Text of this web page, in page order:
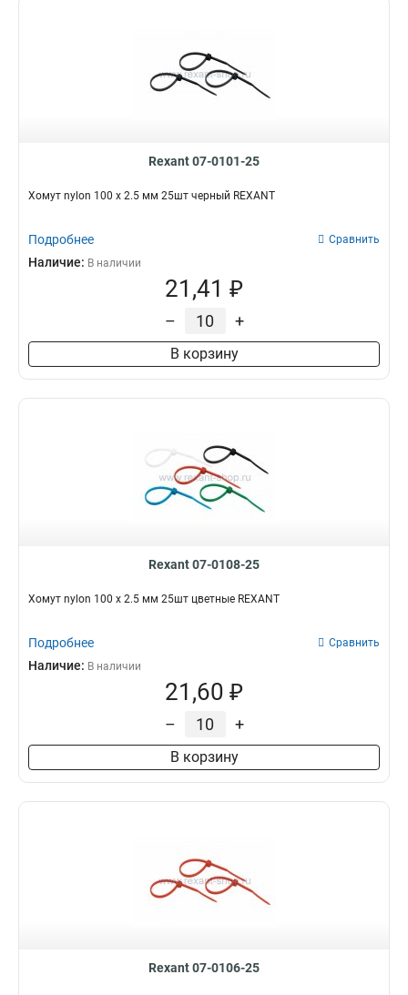
Rexant 07-0101-25
Хомут nylon 100 х 2.5 мм 25шт черный REXANT
Подробнее Сравнить
Наличие: В наличии
21,41 ₽
– +
В корзину
Rexant 07-0108-25
Хомут nylon 100 х 2.5 мм 25шт цветные REXANT
Подробнее Сравнить
Наличие: В наличии
21,60 ₽
– +
В корзину
Rexant 07-0106-25